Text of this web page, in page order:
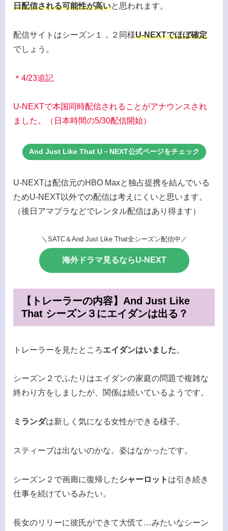
日配信される可能性が高いと思われます。
配信サイトはシーズン１，２同様U-NEXTでほぼ確定
でしょう。
＊4/23追記
U-NEXTで本国同時配信されることがアナウンスされ
ました。（日本時間の5/30配信開始）
And Just Like That U－NEXT公式ページをチェック
U-NEXTは配信元のHBO Maxと独占提携を結んでいる
ためU-NEXT以外での配信は考えにくいと思います。
（後日アマプラなどでレンタル配信はあり得ます）
＼SATC＆And Just Like That全シーズン配信中／
海外ドラマ見るならU-NEXT
【トレーラーの内容】And Just Like
That シーズン３にエイダンは出る？
トレーラーを見たところエイダンはいました。
シーズン２でふたりはエイダンの家庭の問題で複雑な
終わり方をしましたが、関係は続いているようです。
ミランダは新しく気になる女性ができる様子。
スティーブは出ないのかな。姿はなかったです。
シーズン２で画廊に復帰したシャーロット は引き続き
仕事を続けているみたい。
長女のリリーに彼氏ができて大慌て…みたいなシーン